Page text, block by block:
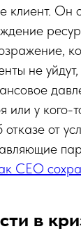
Он
не
или у кого-
от
CEO
в